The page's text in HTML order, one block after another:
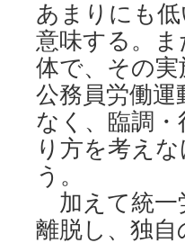
あまりにも
意味する。
体で、その
公務員労働
なく、臨調
り方を考え
う。
加えて統一
離脱し、独